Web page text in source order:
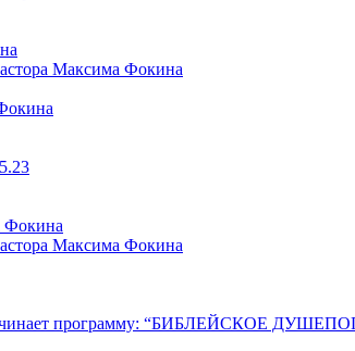
Максима Фокина
Фокина
Максима Фокина
начинает программу: “БИБЛЕЙСКОЕ